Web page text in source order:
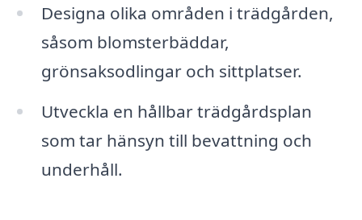
Designa olika områden i trädgården,
såsom blomsterbäddar,
grönsaksodlingar och sittplatser.
Utveckla en hållbar trädgårdsplan
som tar hänsyn till bevattning och
underhåll.